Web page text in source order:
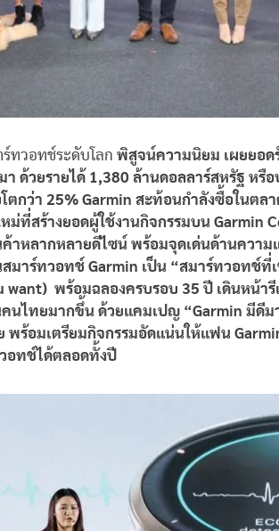
ทวอทช์ระดับโลก พิสูจน์ความนิยม เผยยอด
ด้วยรายได้ 1,380 ล้านดอลลาร์สหรัฐ หรื
ตกว่า 25% Garmin สะท้อนกำลังซื้อในตล
ม่ที่สร้างยอดผู้ใช้งานกิจกรรมบน Garmin
าหลากหลายดีไซน์ พร้อมจุดเด่นด้านควา
มาร์ทวอทช์ Garmin เป็น “สมาร์ทวอทช์
want) พร้อมฉลองครบรอบ 35 ปี เดินหน้า
คนไทยมากขึ้น ด้วยแคมเปญ “Garmin มีดี
พร้อมเตรียมกิจกรรมอัดแน่นให้แฟน
อทช์ได้ตลอดทั้งปี